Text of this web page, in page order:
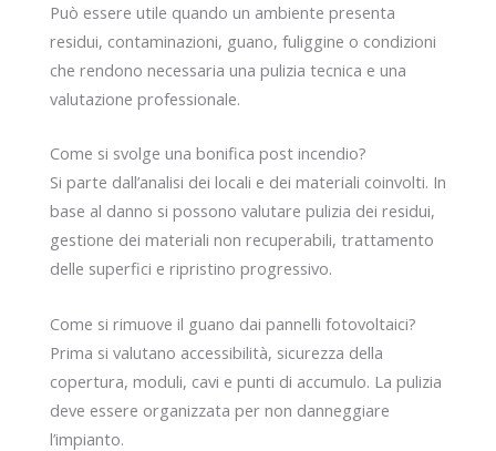
Può essere utile quando un ambiente presenta
residui, contaminazioni, guano, fuliggine o condizioni
che rendono necessaria una pulizia tecnica e una
valutazione professionale.
Come si svolge una bonifica post incendio?
Si parte dall’analisi dei locali e dei materiali coinvolti. In
base al danno si possono valutare pulizia dei residui,
gestione dei materiali non recuperabili, trattamento
delle superfici e ripristino progressivo.
Come si rimuove il guano dai pannelli fotovoltaici?
Prima si valutano accessibilità, sicurezza della
copertura, moduli, cavi e punti di accumulo. La pulizia
deve essere organizzata per non danneggiare
l’impianto.